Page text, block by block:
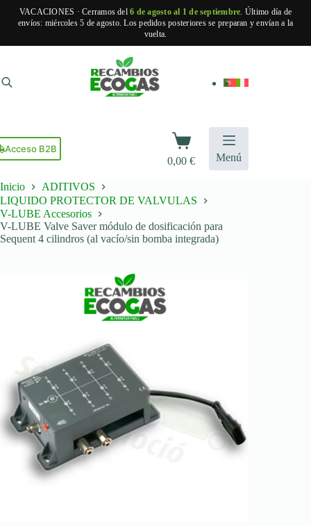
VACACIONES · Cerramos del6 de agosto al 1 de septiembre. Último día de
envíos: miércoles 5 de agosto. Los pedidos posteriores se preparan y envían a la
vuelta.
contenido
Acceso B2B
Carro
de
compra
0,00€ Menú
Inicio
ADITIVOS
LIQUIDO PROTECTOR DE VALVULAS
V-LUBE Accesorios
V-LUBE Valve Saver módulo de dosificación para
Sequent 4 cilindros (al vacío/sin bomba integrada)